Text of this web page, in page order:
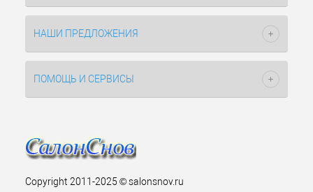
НАШИ ПРЕДЛОЖЕНИЯ
ПОМОЩЬ И СЕРВИСЫ
Copyright 2011-2025 © salonsnov.ru